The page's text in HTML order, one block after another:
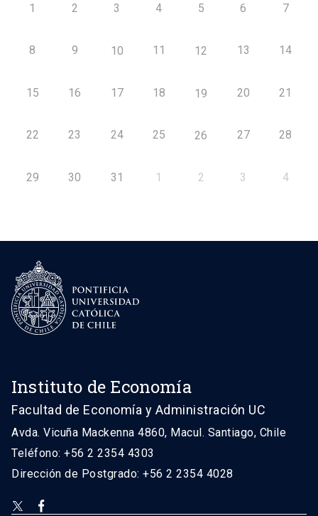
1 2 3 4 5 6 7
8 9 10 11 12 13 14
15 16 17 18 19 20 21
22 23 24 25 26 27 28
29 30 31 1 2 3 4
Instituto de Economía
Facultad de Economía y Administración UC
Avda. Vicuña Mackenna 4860, Macul. Santiago, Chile
Teléfono: +56 2 2354 4303
Dirección de Postgrado: +56 2 2354 4028